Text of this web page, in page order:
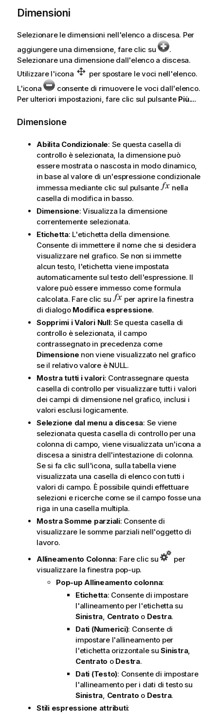
Dimensioni
Selezionare le dimensioni nell'elenco a discesa. Per
aggiungere una dimensione, fare clic su
.
Selezionare una dimensione dall'elenco a discesa.
Utilizzare l'icona
per spostare le voci nell'elenco.
L'icona
consente di rimuovere le voci dall'elenco.
Per ulteriori impostazioni, fare clic sul pulsante Più....
Dimensione
Abilita Condizionale: Se questa casella di
controllo è selezionata, la dimensione può
essere mostrata o nascosta in modo dinamico,
in base al valore di un'espressione condizionale
immessa mediante clic sul pulsante
nella
casella di modifica in basso.
Dimensione: Visualizza la dimensione
correntemente selezionata.
Etichetta: L'etichetta della dimensione.
Consente di immettere il nome che si desidera
visualizzare nel grafico. Se non si immette
alcun testo, l'etichetta viene impostata
automaticamente sul testo dell'espressione. Il
valore può essere immesso come formula
calcolata. Fare clic su
per aprire la finestra
di dialogo Modifica espressione.
Sopprimi i Valori Null: Se questa casella di
controllo è selezionata, il campo
contrassegnato in precedenza come
Dimensione non viene visualizzato nel grafico
se il relativo valore è NULL.
Mostra tutti i valori: Contrassegnare questa
casella di controllo per visualizzare tutti i valori
dei campi di dimensione nel grafico, inclusi i
valori esclusi logicamente.
Selezione dal menu a discesa: Se viene
selezionata questa casella di controllo per una
colonna di campo, viene visualizzata un'icona a
discesa a sinistra dell'intestazione di colonna.
Se si fa clic sull'icona, sulla tabella viene
visualizzata una casella di elenco con tutti i
valori di campo. È possibile quindi effettuare
selezioni e ricerche come se il campo fosse una
riga in una casella multipla.
Mostra Somme parziali: Consente di
visualizzare le somme parziali nell'oggetto di
lavoro.
Allineamento Colonna: Fare clic su
per
visualizzare la finestra pop-up.
Pop-up Allineamento colonna:
Etichetta: Consente di impostare
l'allineamento per l'etichetta su
Sinistra, Centrato o Destra.
Dati (Numerici): Consente di
impostare l'allineamento per
l'etichetta orizzontale suSinistra,
Centrato o Destra.
Dati (Testo): Consente di impostare
l'allineamento per i dati di testo su
Sinistra, Centrato o Destra.
Stili espressione attributi: